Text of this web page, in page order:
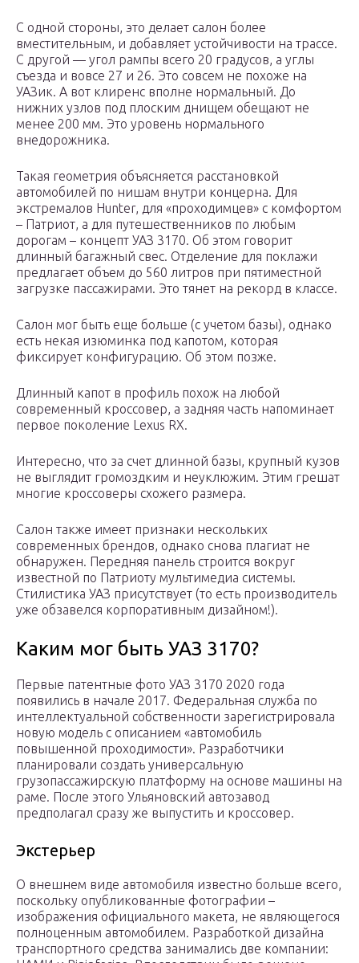
С одной стороны, это делает салон более
вместительным, и добавляет устойчивости на трассе.
С другой — угол рампы всего 20 градусов, а углы
съезда и вовсе 27 и 26. Это совсем не похоже на
УАЗик. А вот клиренс вполне нормальный. До
нижних узлов под плоским днищем обещают не
менее 200 мм. Это уровень нормального
внедорожника.
Такая геометрия объясняется расстановкой
автомобилей по нишам внутри концерна. Для
экстремалов Hunter, для «проходимцев» с комфортом
– Патриот, а для путешественников по любым
дорогам – концепт УАЗ 3170. Об этом говорит
длинный багажный свес. Отделение для поклажи
предлагает объем до 560 литров при пятиместной
загрузке пассажирами. Это тянет на рекорд в классе.
Салон мог быть еще больше (с учетом базы), однако
есть некая изюминка под капотом, которая
фиксирует конфигурацию. Об этом позже.
Длинный капот в профиль похож на любой
современный кроссовер, а задняя часть напоминает
первое поколение Lexus RX.
Интересно, что за счет длинной базы, крупный кузов
не выглядит громоздким и неуклюжим. Этим грешат
многие кроссоверы схожего размера.
Салон также имеет признаки нескольких
современных брендов, однако снова плагиат не
обнаружен. Передняя панель строится вокруг
известной по Патриоту мультимедиа системы.
Стилистика УАЗ присутствует (то есть производитель
уже обзавелся корпоративным дизайном!).
Каким мог быть УАЗ 3170?
Первые патентные фото УАЗ 3170 2020 года
появились в начале 2017. Федеральная служба по
интеллектуальной собственности зарегистрировала
новую модель с описанием «автомобиль
повышенной проходимости». Разработчики
планировали создать универсальную
грузопассажирскую платформу на основе машины на
раме. После этого Ульяновский автозавод
предполагал сразу же выпустить и кроссовер.
Экстерьер
О внешнем виде автомобиля известно больше всего,
поскольку опубликованные фотографии –
изображения официального макета, не являющегося
полноценным автомобилем. Разработкой дизайна
транспортного средства занимались две компании: